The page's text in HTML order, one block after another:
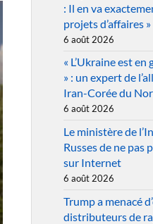
: Il en va
projets d’affaires »
6 août 2026
« L’Ukraine est
» : un expert de
Iran-Corée du
6 août 2026
Le ministère de
Russes de ne pas
sur Internet
6 août 2026
Trump a menacé
distributeurs de